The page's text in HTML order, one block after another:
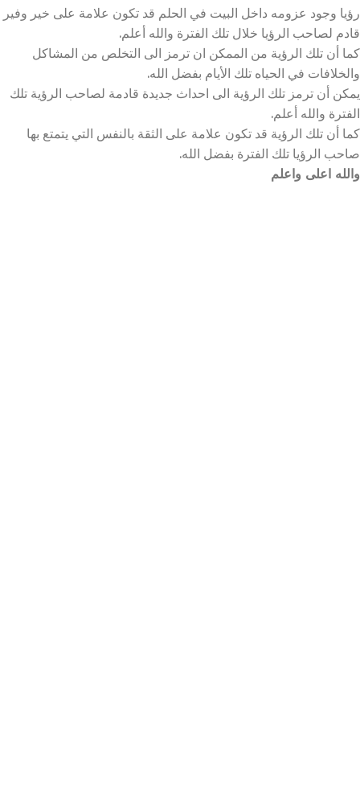
رؤيا وجود عزومه داخل البيت في الحلم قد تكون علامة على خير وفير
قادم لصاحب الرؤيا خلال تلك الفترة والله أعلم.
كما أن تلك الرؤية من الممكن ان ترمز الى التخلص من المشاكل
والخلافات في الحياه تلك الأيام بفضل الله.
يمكن أن ترمز تلك الرؤية الى احداث جديدة قادمة لصاحب الرؤية تلك
الفترة والله أعلم.
كما أن تلك الرؤية قد تكون علامة على الثقة بالنفس التي يتمتع بها
صاحب الرؤيا تلك الفترة بفضل الله.
والله اعلى واعلم